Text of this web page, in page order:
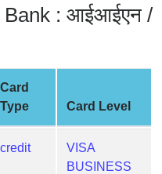
Bank : आईआईएन /
Card
Type
Card Level
credit
VISA
BUSINESS